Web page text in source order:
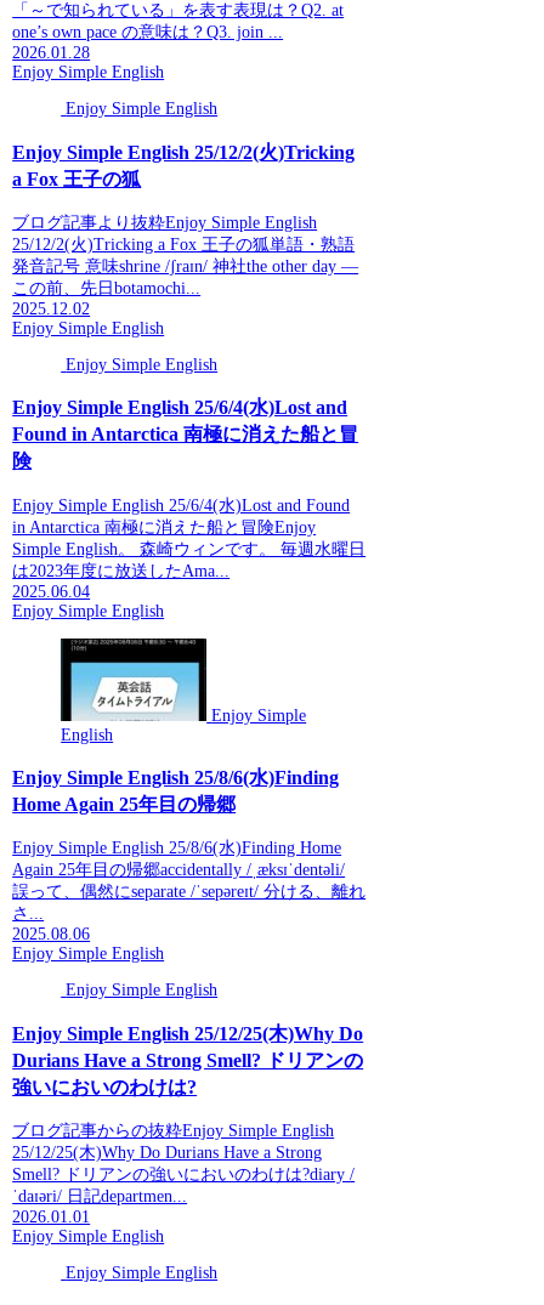
「～で知られている」を表す表現は？Q2. at
one’s own pace の意味は？Q3. join ...
2026.01.28
Enjoy Simple English
Enjoy Simple English
Enjoy Simple English 25/12/2(火)Tricking
a Fox 王子の狐
ブログ記事より抜粋Enjoy Simple English
25/12/2(火)Tricking a Fox 王子の狐単語・熟語
発音記号 意味shrine /ʃraɪn/ 神社the other day —
この前、先日botamochi...
2025.12.02
Enjoy Simple English
Enjoy Simple English
Enjoy Simple English 25/6/4(水)Lost and
Found in Antarctica 南極に消えた船と冒
険
Enjoy Simple English 25/6/4(水)Lost and Found
in Antarctica 南極に消えた船と冒険Enjoy
Simple English。 森崎ウィンです。 毎週水曜日
は2023年度に放送したAma...
2025.06.04
Enjoy Simple English
Enjoy Simple
English
Enjoy Simple English 25/8/6(水)Finding
Home Again 25年目の帰郷
Enjoy Simple English 25/8/6(水)Finding Home
Again 25年目の帰郷accidentally /ˌæksɪˈdentəli/
誤って、偶然にseparate /ˈsepəreɪt/ 分ける、離れ
さ...
2025.08.06
Enjoy Simple English
Enjoy Simple English
Enjoy Simple English 25/12/25(木)Why Do
Durians Have a Strong Smell? ドリアンの
強いにおいのわけは?
ブログ記事からの抜粋Enjoy Simple English
25/12/25(木)Why Do Durians Have a Strong
Smell? ドリアンの強いにおいのわけは?diary /
ˈdaɪəri/ 日記departmen...
2026.01.01
Enjoy Simple English
Enjoy Simple English